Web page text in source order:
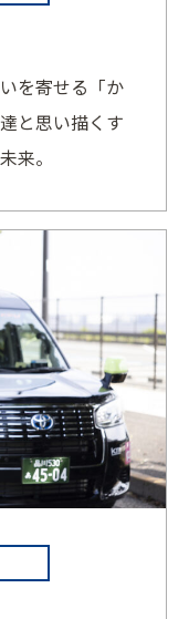
を寄せる「か
と思い描くす
来。